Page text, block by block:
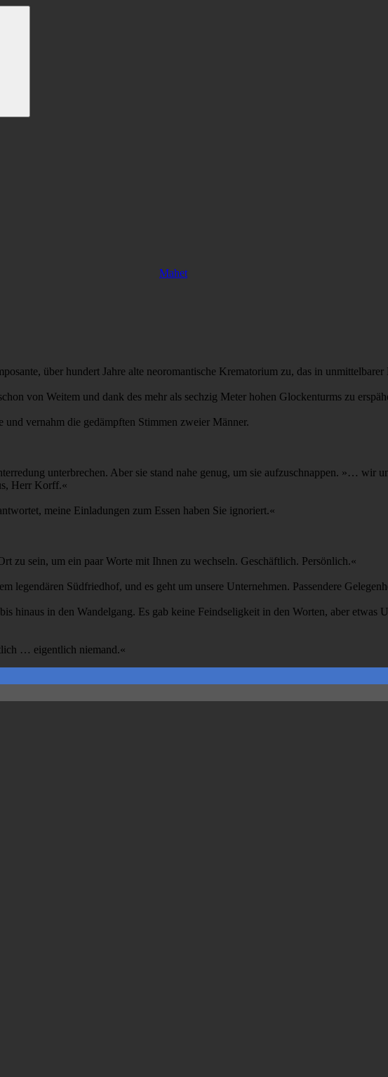
Mahet
über hundert Jahre alte neoromantische Krematorium zu, das in
von Weitem und dank des mehr als sechzig Meter hohen Glockenturms zu
vernahm die gedämpften Stimmen zweier Männer.
unterbrechen. Aber sie stand nahe genug, um sie aufzuschnappen. »… wir
Herr Korff.«
meine Einladungen zum Essen haben Sie ignoriert.«
zu sein, um ein paar Worte mit Ihnen zu wechseln. Geschäftlich. Persönlich.«
legendären Südfriedhof, und es geht um unsere Unternehmen. Passendere
hinaus in den Wandelgang. Es gab keine Feindseligkeit in den Worten, aber etwas
… eigentlich niemand.«